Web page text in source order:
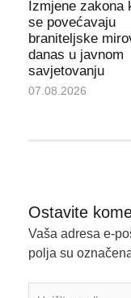
Izmjene zakona
se povećavaju
braniteljske
danas u javnom
savjetovanju
07.08.2026
Ostavite
Vaša adresa e-
polja su